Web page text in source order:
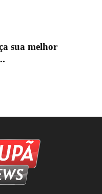
sua melhor